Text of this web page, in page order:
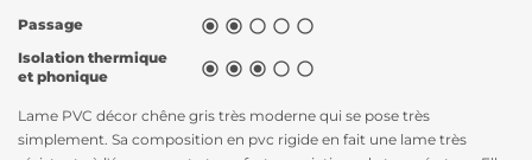
Passage     
Isolation thermique
et phonique
    
Lame PVC décor chêne gris très moderne qui se pose très
simplement. Sa composition en pvc rigide en fait une lame très